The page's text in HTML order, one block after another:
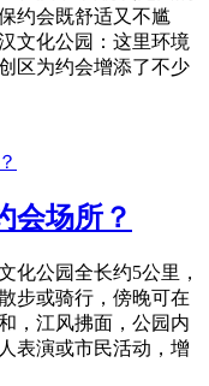
约会既舒适又不尴
文化公园：这里环境
区为约会增添了不少
会场所？
化公园全长约5公里，
步或骑行，傍晚可在
，江风拂面，公园内
表演或市民活动，增